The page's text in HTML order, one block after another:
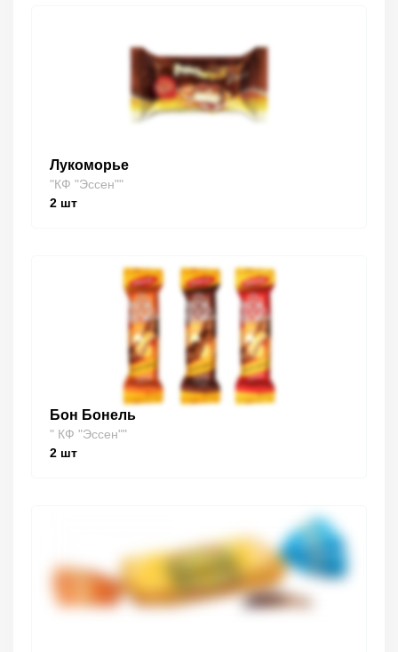
Лукоморье
"КФ "Эссен""
2 шт
Бон Бонель
" КФ "Эссен""
2 шт